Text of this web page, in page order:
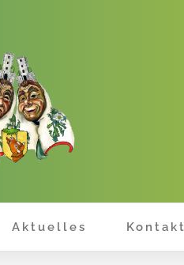
Aktuelles Kontakt